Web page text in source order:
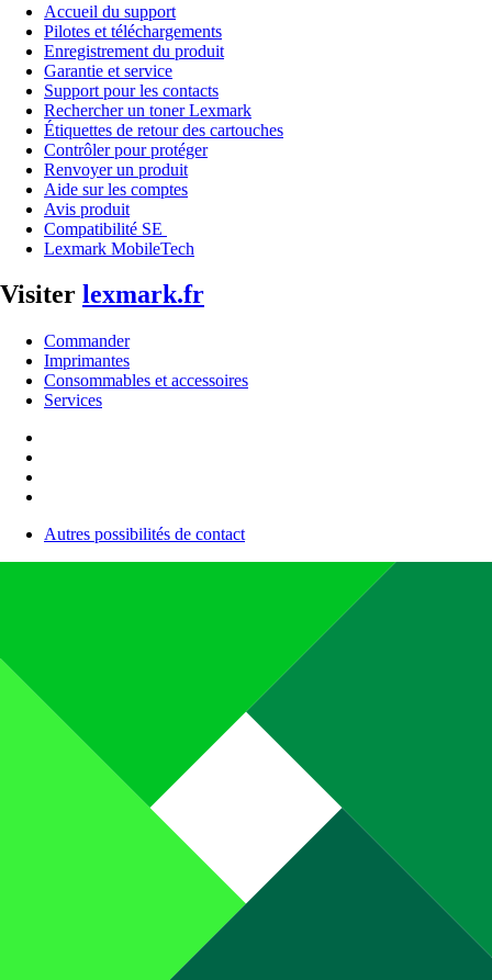
Accueil du support
Pilotes et téléchargements
Enregistrement du produit
Garantie et service
Support pour les contacts
Rechercher un toner Lexmark
Étiquettes de retour des cartouches
Contrôler pour protéger
Renvoyer un produit
Aide sur les comptes
Avis produit
Compatibilité SE
Lexmark MobileTech
Visiter lexmark.fr
Commander
Imprimantes
Consommables et accessoires
Services
Autres possibilités de contact